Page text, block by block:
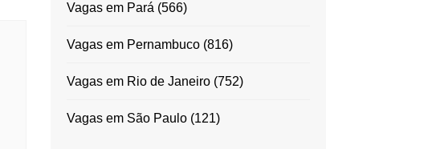
Vagas em Pará (566)
Vagas em Pernambuco(816)
Vagas em Rio de Janeiro(752)
Vagas em São Paulo(121)